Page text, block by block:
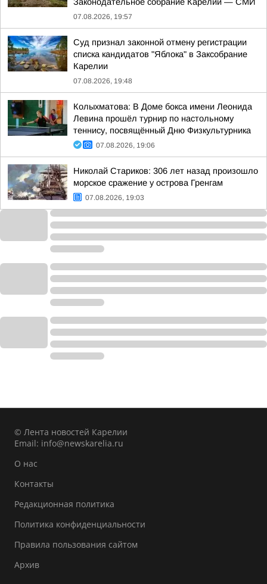
07.08.2026, 19:57
Суд признал законной отмену регистрации
списка кандидатов "Яблока" в Заксобрание
Карелии
07.08.2026, 19:48
Колыхматова: В Доме бокса имени Леонида
Левина прошёл турнир по настольному
теннису, посвящённый Дню Физкультурника
07.08.2026, 19:06
Николай Стариков: 306 лет назад произошло
морское сражение у острова Гренгам
07.08.2026, 19:03
© Лента новостей Карелии
Email: info@newskarelia.ru
О нас
Контакты
Редакционная политика
Политика конфиденциальности
Правила пользования сайтом
Архив